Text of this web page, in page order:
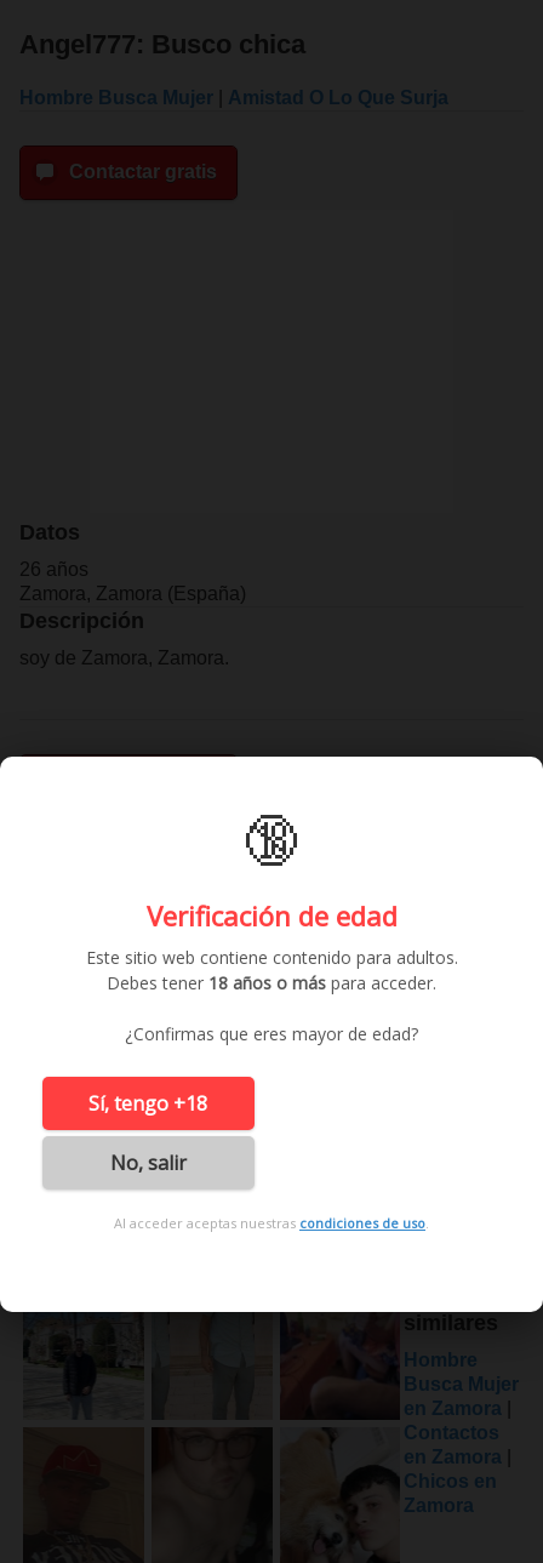
Angel777: Busco chica
Hombre Busca Mujer Amistad O Lo Que Surja
Contactar gratis
Datos
26 años
Zamora, Zamora (España)
Descripción
soy de Zamora, Zamora.
similares
Hombre
Busca Mujer
en Zamora
Contactos
en Zamora
Chicos en
Zamora
🔞
Verificación de edad
Este sitio web contiene contenido para adultos.
Debes tener 18 años o más para acceder.
¿Confirmas que eres mayor de edad?
Sí, tengo +18
No, salir
Al acceder aceptas nuestras condiciones de uso